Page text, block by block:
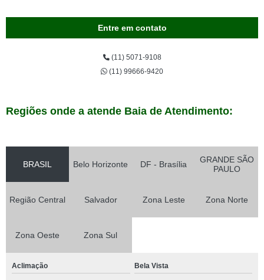
Entre em contato
(11) 5071-9108
(11) 99666-9420
Regiões onde a atende Baia de Atendimento:
BRASIL Belo Horizonte DF - Brasília
GRANDE SÃO
PAULO
Região Central Salvador Zona Leste Zona Norte
Zona Oeste Zona Sul
Aclimação Bela Vista